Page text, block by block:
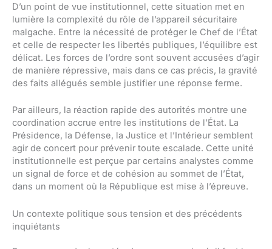
D’un point de vue institutionnel, cette situation met en
lumière la complexité du rôle de l’appareil sécuritaire
malgache. Entre la nécessité de protéger le Chef de l’État
et celle de respecter les libertés publiques, l’équilibre est
délicat. Les forces de l’ordre sont souvent accusées d’agir
de manière répressive, mais dans ce cas précis, la gravité
des faits allégués semble justifier une réponse ferme.
Par ailleurs, la réaction rapide des autorités montre une
coordination accrue entre les institutions de l’État. La
Présidence, la Défense, la Justice et l’Intérieur semblent
agir de concert pour prévenir toute escalade. Cette unité
institutionnelle est perçue par certains analystes comme
un signal de force et de cohésion au sommet de l’État,
dans un moment où la République est mise à l’épreuve.
Un contexte politique sous tension et des précédents
inquiétants